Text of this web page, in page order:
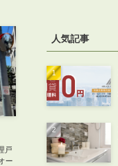
戸
ー
人気記事